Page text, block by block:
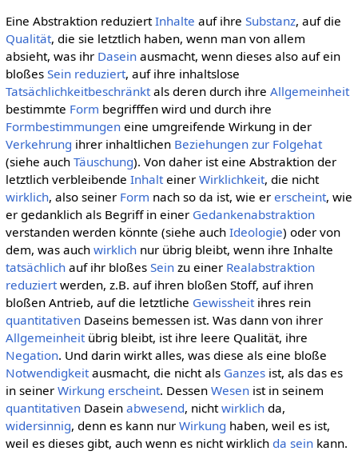
Eine Abstraktion reduziertInhalte auf ihre Substanz, auf die
Qualität, die sie letztlich haben, wenn man von allem
absieht, was ihr Daseinausmacht, wenn dieses also auf ein
bloßes Sein reduziert, auf ihre inhaltslose
Tatsächlichkeitbeschränktals deren durch ihre Allgemeinheit
bestimmte Form begrifffen wird und durch ihre
Formbestimmungeneine umgreifende Wirkung in der
Verkehrung ihrer inhaltlichen Beziehungen zur Folgehat
(siehe auch Täuschung). Von daher ist eine Abstraktion der
letztlich verbleibende Inhalteiner Wirklichkeit, die nicht
wirklich, also seiner Form nach so da ist, wie er erscheint, wie
er gedanklich als Begriff in einer Gedankenabstraktion
verstanden werden könnte (siehe auch Ideologie) oder von
dem, was auch wirklichnur übrig bleibt, wenn ihre Inhalte
tatsächlichauf ihr bloßes Seinzu einer Realabstraktion
reduziertwerden, z.B. auf ihren bloßen Stoff, auf ihren
bloßen Antrieb, auf die letztliche Gewissheitihres rein
quantitativenDaseins bemessen ist. Was dann von ihrer
Allgemeinheitübrig bleibt, ist ihre leere Qualität, ihre
Negation. Und darin wirkt alles, was diese als eine bloße
Notwendigkeitausmacht, die nicht als Ganzesist, als das es
in seiner Wirkung erscheint. Dessen Wesenist in seinem
quantitativenDasein abwesend, nichtwirklichda,
widersinnig, denn es kann nur Wirkung haben, weil es ist,
weil es dieses gibt, auch wenn es nicht wirklich da seinkann.